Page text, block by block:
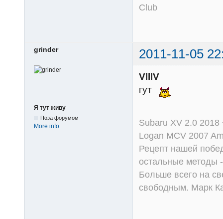
Club
grinder 2011-11-05
Я тут живу
Поза форумом
More info
VlllV
гут
Subaru XV 2.0 2018
Logan MCV 2007
Рецепт нашей
остальные методы
Больше всего на
свободным. Марк